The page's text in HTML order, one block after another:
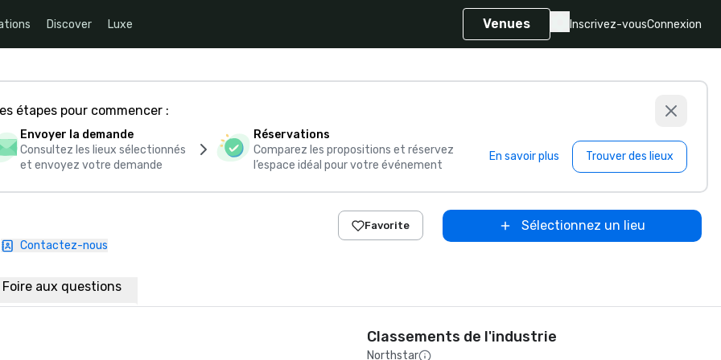
Discover Luxe Venues Inscrivez-vousConnexion
étapes pour commencer :
Envoyer la demande
Consultez les lieux sélectionnés
et envoyez votre demande
Réservations
Comparez les propositions et réservez
l’espace idéal pour votre événement
En savoir plus Trouver des lieux
Contactez-nous
Favorite Sélectionnez un lieu
Foire aux questions
Classements de l'industrie
Northstar